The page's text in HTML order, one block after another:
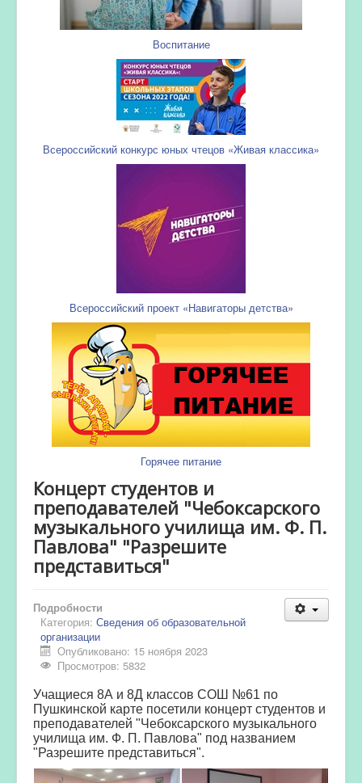
Воспитание
Всероссийский конкурс юных чтецов «Живая классика»
Всероссийский проект «Навигаторы детства»
Горячее питание
Концерт студентов и
преподавателей "Чебоксарского
музыкального училища им. Ф. П.
Павлова" "Разрешите
представиться"
Подробности
Категория: Сведения об образовательной
организации
Опубликовано: 15 ноября 2023
Просмотров: 5832
Учащиеся 8А и 8Д классов СОШ №61 по
Пушкинской карте посетили концерт студентов и
преподавателей "Чебоксарского музыкального
училища им. Ф. П. Павлова" под названием
"Разрешите представиться".